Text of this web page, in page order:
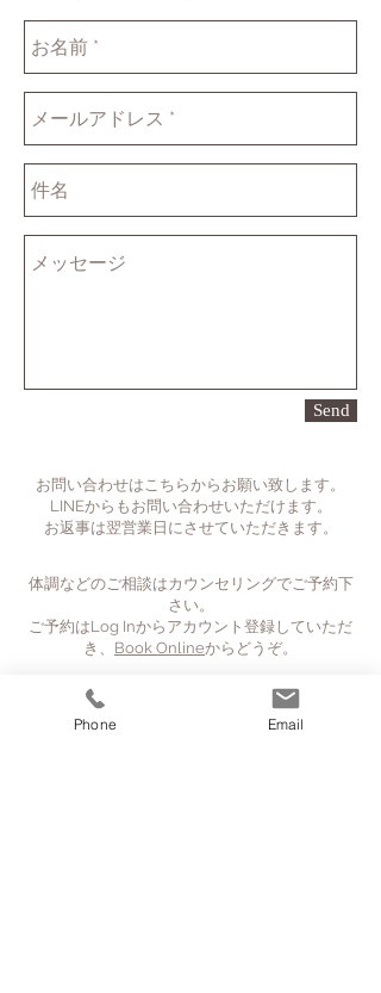
Send
お問い合わせはこちらからお願い致します。
LINEからもお問い合わせいただけます。
お返事は翌営業日にさせていただきます。
体調などのご相談はカウンセリングでご予約下
さい。
​ご予約はLog Inからアカウント登録していただ
き、 Book Onlineからどうぞ。
ドメイン指定されている方は、こちらからの
返信が届きませんので解除して下さい。
Phone Email